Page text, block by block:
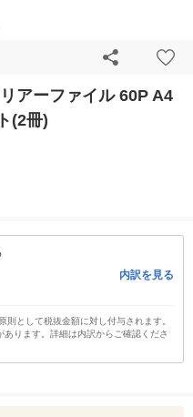
アーファイル 60P A4
(2冊)
内訳を見る
として税抜金額に対し付与されます。
ります。詳細は内訳からご確認くださ